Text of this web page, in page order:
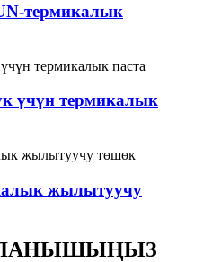
термикалык
үчүн термикалык
жылытуучу